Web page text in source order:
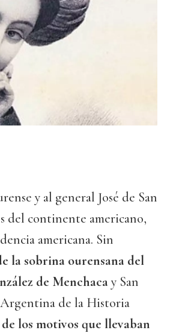
y al general José de San
del continente americano,
americana. Sin
la sobrina ourensana del
de Menchacay San
de la Historia
los motivos que llevaban